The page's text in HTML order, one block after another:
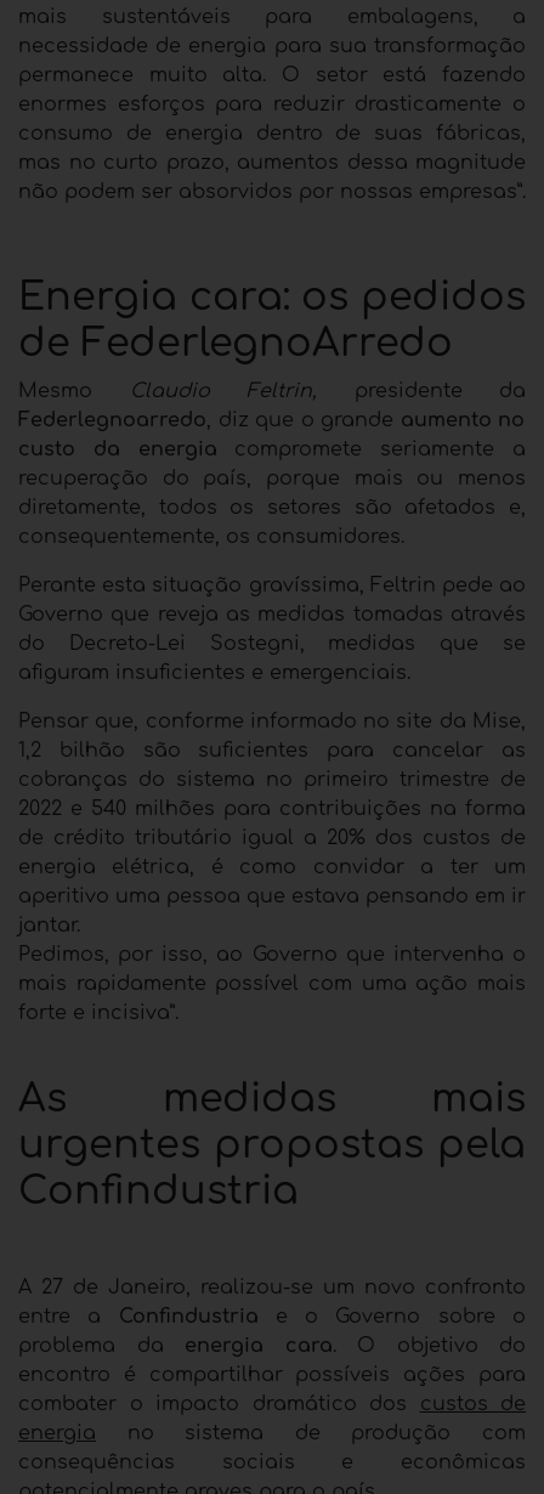
mais sustentáveis ​​para embalagens, a
necessidade de energia para sua transformação
permanece muito alta. O setor está fazendo
enormes esforços para reduzir drasticamente o
consumo de energia dentro de suas fábricas,
mas no curto prazo, aumentos dessa magnitude
não podem ser absorvidos por nossas empresas”.
Energia cara: os pedidos
de FederlegnoArredo
Mesmo Claudio Feltrin, presidente da
Federlegnoarredo, diz que o grande aumento no
custo da energia compromete seriamente a
recuperação do país, porque mais ou menos
diretamente, todos os setores são afetados e,
consequentemente, os consumidores.
Perante esta situação gravíssima, Feltrin pede ao
Governo que reveja as medidas tomadas através
do Decreto-Lei Sostegni, medidas que se
afiguram insuficientes e emergenciais.
Pensar que, conforme informado no site da Mise,
1,2 bilhão são suficientes para cancelar as
cobranças do sistema no primeiro trimestre de
2022 e 540 milhões para contribuições na forma
de crédito tributário igual a 20% dos custos de
energia elétrica, é como convidar a ter um
aperitivo uma pessoa que estava pensando em ir
jantar.
Pedimos, por isso, ao Governo que intervenha o
mais rapidamente possível com uma ação mais
forte e incisiva”.
As medidas mais
urgentes propostas pela
Confindustria
A 27 de Janeiro, realizou-se um novo confronto
entre a Confindustria e o Governo sobre o
problema da energia cara. O objetivo do
encontro é compartilhar possíveis ações para
combater o impacto dramático dos custos de
energia no sistema de produção com
consequências sociais e econômicas